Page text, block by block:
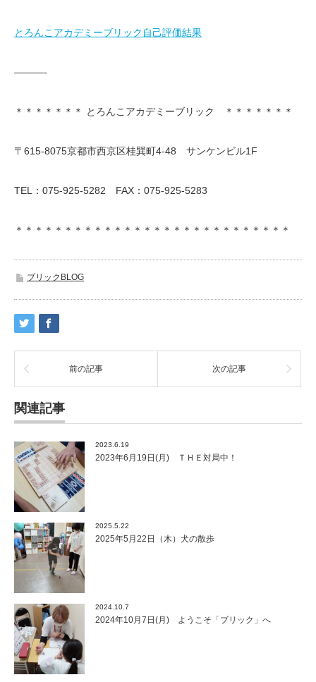
とろんこアカデミーブリック自己評価結果
———-
＊＊＊＊＊＊＊ とろんこアカデミーブリック ＊＊＊＊＊＊＊
〒615-8075京都市西京区桂巽町4-48 サンケンビル1F
TEL：075-925-5282 FAX：075-925-5283
＊＊＊＊＊＊＊＊＊＊＊＊＊＊＊＊＊＊＊＊＊＊＊＊＊＊＊＊
ブリックBLOG
前の記事 次の記事
関連記事
2023.6.19
2023年6月19日(月) ＴＨＥ対局中！
2025.5.22
2025年5月22日（木）犬の散歩
2024.10.7
2024年10月7日(月) ようこそ「ブリック」へ